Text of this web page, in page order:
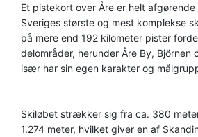
Et pistekort over Åre er helt
Sveriges største og mest komplekse
på mere end 192 kilometer pister
delområder, herunder Åre By, Björnen
især har sin egen karakter og
Skiløbet strækker sig fra ca. 380
1.274 meter, hvilket giver en af